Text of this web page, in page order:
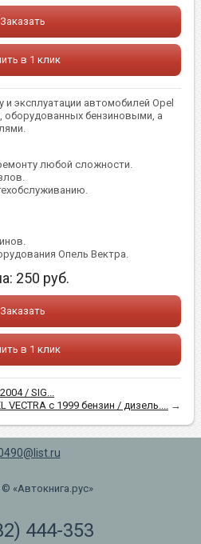
Заказать
в 1 клик
эксплуатации автомобилей Opel
оборудованных бензиновыми, а
любой сложности.
Опель Вектра.
250 руб.
Заказать
в 1 клик
/ SIG...
VECTRA c 1999 бензин / дизель....
→
«Автокнига.рус»
444-353